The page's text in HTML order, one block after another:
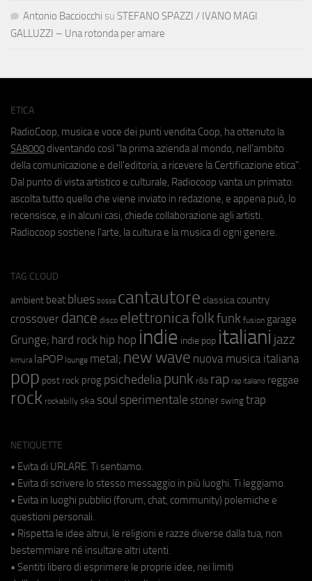
Antonio Bacciocchi su STEFANO SPAZZI / IVANO MAGI
GALLUZZI – Una rotonda per amare
ETICA
RadioCoop, musica e voce dei punti vendita Coop, ha ottenuto la
SA8000 diventando così "la prima azienda al mondo, nell'ambito
della comunicazione e dell'editoria, a ricevere la Certificazione etica".
Dal punto di vista artistico e culturale, Radiocoop vanta un primato:
ascolta tutto quello che viene inviato in redazione, e appena può, lo
recensisce, e in alcuni casi, chiede collaborazione agli artisti.
Radiocoop sostiene l'arte, la cultura e la musica di ogni genere.
TAG CLOUD
ambient beat blues bossa cantautore classica country
crossover dance disco elettronicafolkfunk fusion garage
Grunge; hard rock hip hop indie indie pop italiani jazz
kimura laPOP lounge metal; new wave nuova musica italiana
pop post rock prog psichedeliapunk r&b rap rap italiano reggae
rock rockabilly ska soul sperimentale stoner swing trap
NETIQUETTE
• Evita di URLARE. Ti sentiamo.
• Evita di scrivere lo stesso messaggio in più luoghi. Ti leggiamo.
• Evita in luoghi pubblici (forum, chat, community) polemiche e
questioni personali.
• Rispetta le idee altrui, le religioni e razze diverse dalla tua, non
bestemmiare né insultare altri utenti.
• Sentiti libero di esprimere le proprie idee, nei limiti